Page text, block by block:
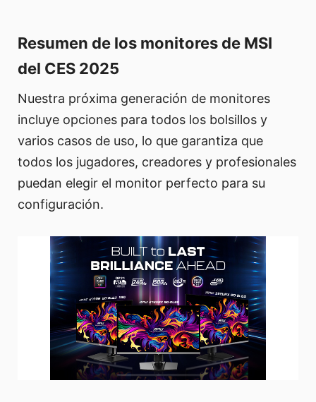
Resumen de los monitores de MSI
del CES 2025
Nuestra próxima generación de monitores
incluye opciones para todos los bolsillos y
varios casos de uso, lo que garantiza que
todos los jugadores, creadores y profesionales
puedan elegir el monitor perfecto para su
configuración.